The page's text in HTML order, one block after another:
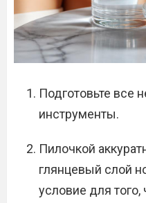
Подготовьте все
инструменты.
Пилочкой
глянцевый слой
условие для